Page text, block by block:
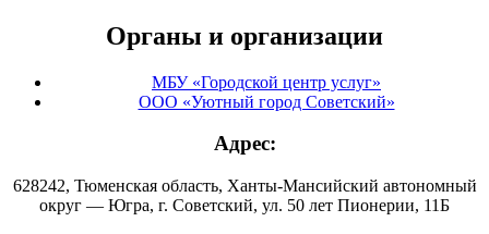
Органы и организации
МБУ «Городской центр услуг»
ООО «Уютный город Советский»
Адрес:
628242, Тюменская область, Ханты-Мансийский автономный
округ — Югра, г. Советский, ул. 50 лет Пионерии, 11Б